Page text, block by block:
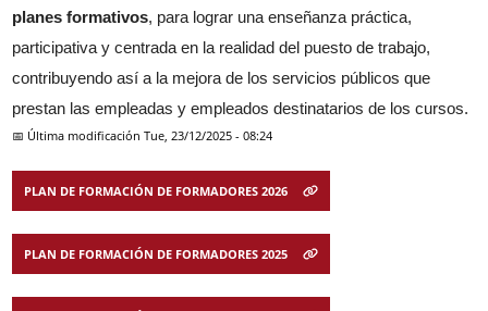
planes formativos, para lograr una enseñanza práctica,
participativa y centrada en la realidad del puesto de trabajo,
contribuyendo así a la mejora de los servicios públicos que
prestan las empleadas y empleados destinatarios de los cursos.
📅 Última modificación Tue, 23/12/2025 - 08:24
PLAN DE FORMACIÓN DE FORMADORES 2026
PLAN DE FORMACIÓN DE FORMADORES 2025